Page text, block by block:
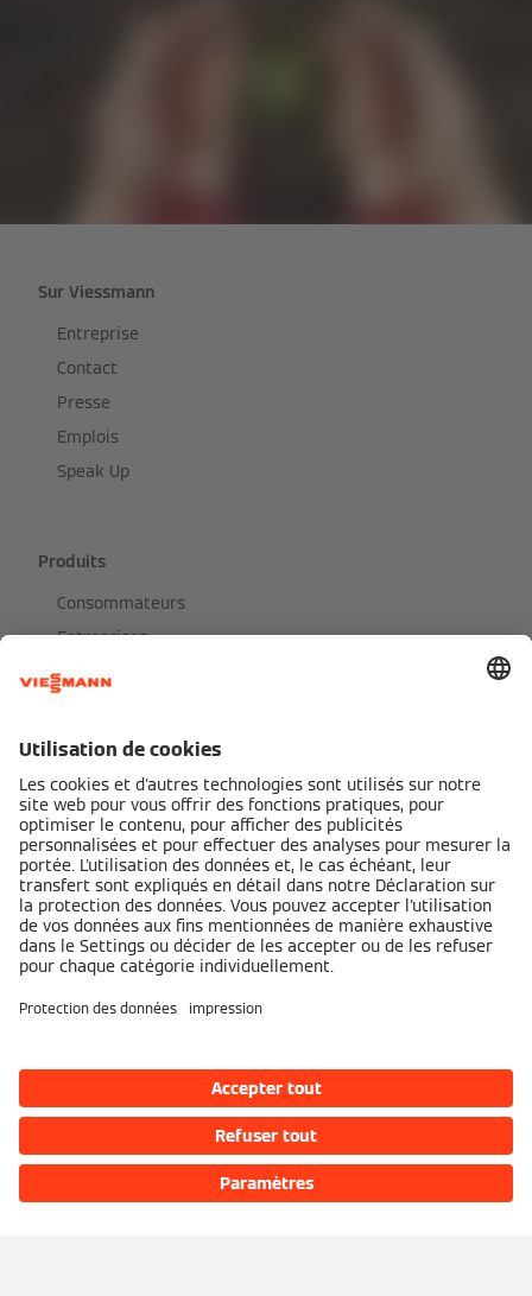
Sur Viessmann
Entreprise
Contact
Presse
Emplois
Speak Up
Produits
Consommateurs
Entreprises
Catalogue de produits
Services
Aperçu
Demander un devis
Financement
Trouver un installateur
Documentation technique
Portail Partenaire
Réseaux sociaux